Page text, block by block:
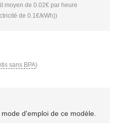
moyen de 0.02€ par heure
de 0.1€/kWh))
sans BPA)
d'emploi de ce modèle.